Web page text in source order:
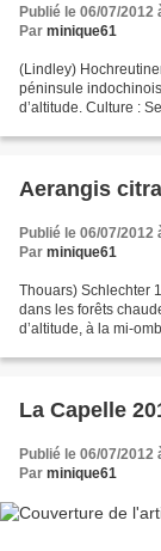
Publié le 06/07/2012
Par minique61
(Lindley)
péninsule
d’altitude. Culture :
Aerangis
Publié le 06/07/2012
Par minique61
Thouars) Schlechter
dans les forêts
d’altitude, à la mi-
La Capelle
Publié le 06/07/2012
Par minique61